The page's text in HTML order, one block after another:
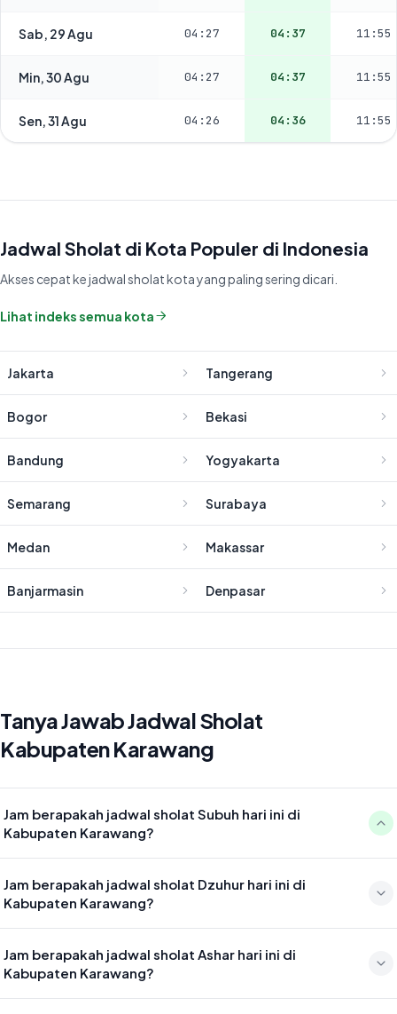
Sab, 29 Agu 04:27 04:37 11:55
Min, 30 Agu 04:27 04:37 11:55
Sen, 31 Agu 04:26 04:36 11:55
Jadwal Sholat di Kota Populer di Indonesia
Akses cepat ke jadwal sholat kota yang paling sering dicari.
Lihat indeks semua kota
Jakarta Tangerang
Bogor Bekasi
Bandung Yogyakarta
Semarang Surabaya
Medan Makassar
Banjarmasin Denpasar
Tanya Jawab Jadwal Sholat
Kabupaten Karawang
Jam berapakah jadwal sholat Subuh hari ini di
Kabupaten Karawang?
04:43
Jam berapakah jadwal sholat Dzuhur hari ini di
Kabupaten Karawang?
12:00
Jam berapakah jadwal sholat Ashar hari ini di
Kabupaten Karawang?